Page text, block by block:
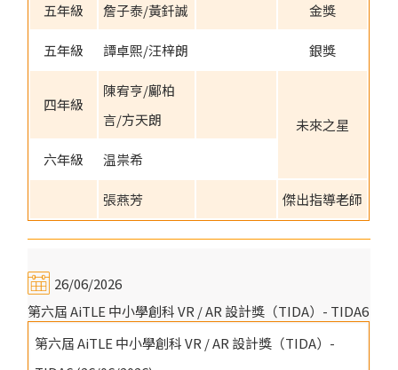
五年級 詹子泰/黃釺誠 金獎
五年級 譚卓熙/汪梓朗 銀獎
四年級
陳宥亨/鄺柏
言/方天朗
未來之星
六年級
温祟希
張燕芳 傑出指導老師
26/06/2026
第六屆 AiTLE 中小學創科 VR / AR 設計獎（TIDA）- TIDA6
第六屆 AiTLE 中小學創科 VR / AR 設計獎（TIDA）-